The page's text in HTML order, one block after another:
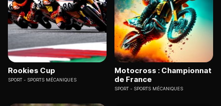
Rookies Cup
SPORT SPORTS MÉCANIQUES
Motocross : Championnat
de France
SPORT SPORTS MÉCANIQUES